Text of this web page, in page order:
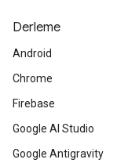
Derleme
Android
Chrome
Firebase
Google AI Studio
Google Antigravity